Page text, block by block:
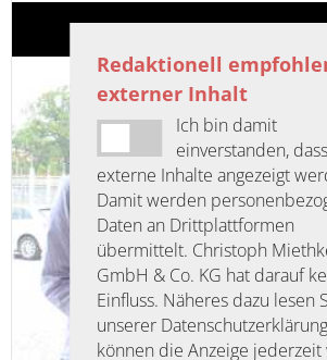
Redaktionell
externer Inhalt
Ich bin damit
einverstanden,
externe Inhalte angezeigt
Damit werden
Daten an Drittplattformen
übermittelt. Christoph
GmbH & Co. KG hat darauf
Einfluss. Näheres dazu lesen
unserer
können die Anzeige